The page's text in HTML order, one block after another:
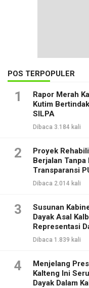
POS TERPOPULER
1
Rapor Merah
Kutim
SILPA
Dibaca 3.184 kali
2
Proyek
Berjalan Tanpa
Transparansi
Dibaca 2.014 kali
3
Susunan
Dayak Asal
Representasi
Dibaca 1.839 kali
4
Menjelang
Kalteng Ini
Dayak Dalam